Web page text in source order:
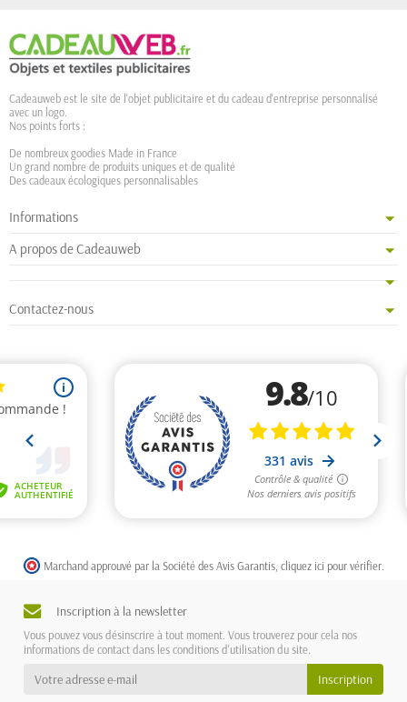
Cadeauweb est le site de l'objet publicitaire et du cadeau d'entreprise personnalisé
avec un logo.
Nos points forts :
De nombreux goodies Made in France
Un grand nombre de produits uniques et de qualité
Des cadeaux écologiques personnalisables
Informations
A propos de Cadeauweb
Contactez-nous
Marchand approuvé par la Société des Avis Garantis, cliquez ici pour vérifier
Inscription à la newsletter
Vous pouvez vous désinscrire à tout moment. Vous trouverez pour cela nos
informations de contact dans les conditions d'utilisation du site.